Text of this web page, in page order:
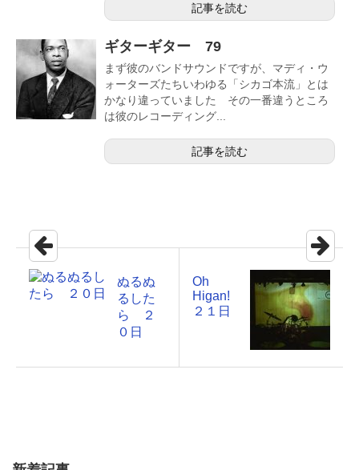
記事を読む
ギターギター 79
まず彼のバンドサウンドですが、マディ・ウ
ォーターズたちいわゆる「シカゴ本流」とは
かなり違っていました その一番違うところ
は彼のレコーディング...
記事を読む
ぬるぬ
るした
ら ２
０日
Oh
Higan!
２１日